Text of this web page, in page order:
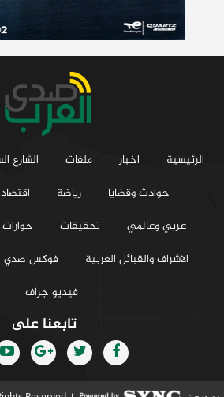
الرئيسية اخبار ملفات الشارع
حوادث وقضايا
رياضة اقتصاد
عربي وعالمي
تحقيقات حوارات
الاشراف والقبائل العربية
فوكس صدي
فيديو جراف
تابعنا على